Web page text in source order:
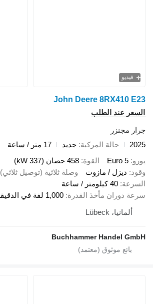
فيديو
John Deere 8RX410 E23
السعر عند الطلب
جرار مجنزر
2025
حالة المركبة جديد
17 متر / ساعة
يورو Euro 5 القوة 458 حصان (337 kW)
وقود ديزل / مازوت وصلة ثلاثية (توصيل ثلاثي)
السرعة 40 كيلومتر / ساعة
سرعة دوران مأخذ القدرة 1,000 لفة في الدقيقة
ألمانيا، Lübeck
Buchhammer Handel GmbH